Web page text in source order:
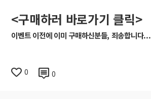
<구매하러 바로가기 클릭>
이벤트 이전에 이미 구매하신분들, 죄송합니다...
0 0